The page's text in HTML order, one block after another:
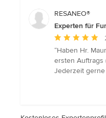
5
RESANEO®
Experten für
Bewertung:
5
von
“Haben Hr.
ersten Auftrags
Jederzeit